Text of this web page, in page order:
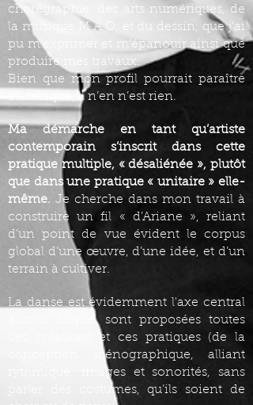
chorégraphie, des arts numériques, de
la musique M.A.O, et du dessin, que j’ai
pu m’exprimer et m’épanouir ainsi que
produire mes travaux.
Bien que mon profil pourrait paraître
alambiqué, il n’en n’est rien.
Ma démarche en tant qu’artiste
contemporain s’inscrit dans cette
pratique multiple, « désaliénée », plutôt
que dans une pratique « unitaire » elle-
même. Je cherche dans mon travail à
construire un fil « d’Ariane », reliant
d’un point de vue évident le corpus
global d’une œuvre, d’une idée, et d’un
terrain à cultiver.
La danse est évidemment l'axe central
autour duquel sont proposées toutes
ces créations et ces pratiques (de la
conception scénographique, alliant
rythmique, images et sonorités, sans
parler des costumes, qu’ils soient de